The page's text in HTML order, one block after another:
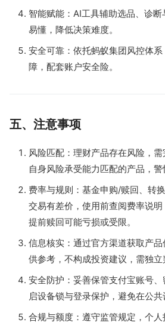
智能赋能：AI工具辅助选品、诊
易懂，降低决策难度。
安全可靠：依托蚂蚁集团风控体
障，配套账户安全险。
五、注意事项
风险匹配：理财产品存在风险，
自身风险承受能力匹配的产品，警
费率与规则：基金申购/赎回、转
交易有差价，使用前查阅费率说明
提前赎回可能亏损或受限。
信息核实：通过官方渠道获取产
供参考，不构成投资建议，需独立
安全防护：妥善保管支付宝账号
启设备锁与登录保护，避免在公共
合规与额度：遵守监管规定，个